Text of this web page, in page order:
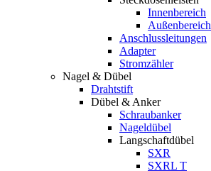
Innenbereich
Außenbereich
Anschlussleitungen
Adapter
Stromzähler
Nagel & Dübel
Drahtstift
Dübel & Anker
Schraubanker
Nageldübel
Langschaftdübel
SXR
SXRL T